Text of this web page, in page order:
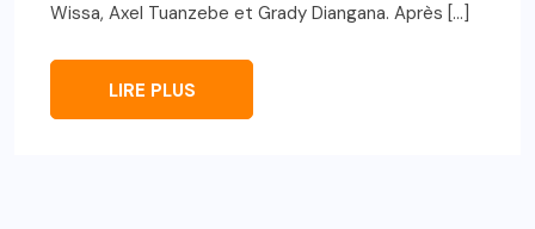
Wissa, Axel Tuanzebe et Grady Diangana. Après […]
LIRE PLUS